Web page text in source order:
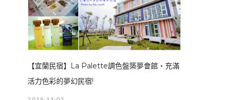
【宜蘭民宿】La Palette調色盤築夢會館‧充滿
活力色彩的夢幻民宿!